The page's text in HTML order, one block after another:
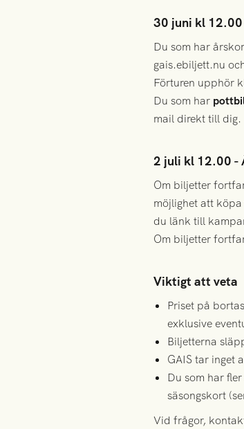
30 juni kl
Du som har
gais.ebiljett.nu
Förturen upphör
Du som har
mail direkt till dig.
2 juli kl 12.00 -
Om biljetter
möjlighet att
du länk till
Om biljetter
Viktigt att veta
Priset på
exklusive
Biljetterna
GAIS tar inget
Du som har
säsongskort
Vid frågor,